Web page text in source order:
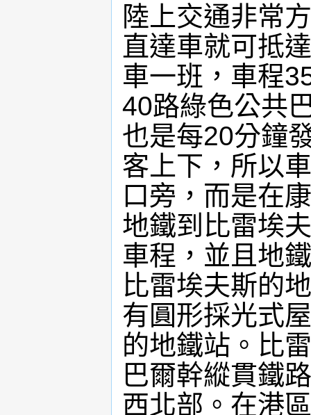
陸上交通非常
直達車就可抵
車一班，車程
40路綠色公共
也是每20分鐘
客上下，所以
口旁，而是在
地鐵到比雷埃
車程，並且地
比雷埃夫斯的
有圓形採光式
的地鐵站。比
巴爾幹縱貫鐵
西北部。在港